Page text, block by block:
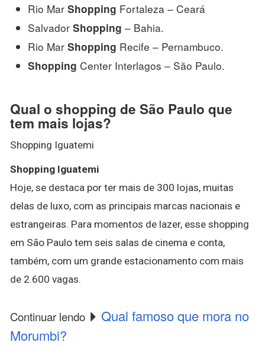
Rio Mar Shopping Fortaleza – Ceará
Salvador Shopping – Bahia.
Rio Mar Shopping Recife – Pernambuco.
Shopping Center Interlagos – São Paulo.
Qual o shopping de São Paulo que
tem mais lojas?
Shopping Iguatemi
Shopping Iguatemi
Hoje, se destaca por ter mais de 300 lojas, muitas
delas de luxo, com as principais marcas nacionais e
estrangeiras. Para momentos de lazer, esse shopping
em São Paulo tem seis salas de cinema e conta,
também, com um grande estacionamento com mais
de 2.600 vagas.
Continuar lendo
Qual famoso que mora no
Morumbi?